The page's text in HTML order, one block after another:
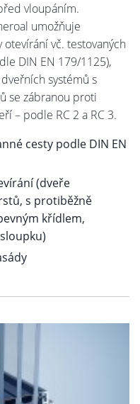
vloupáním.
umožňuje
vč. testovaných
DIN EN 179/1125),
systémů s
se zábranou proti
– podle RC 2 a RC 3.
cesty podle DIN EN
(dveře
s protiběžně
křídlem,